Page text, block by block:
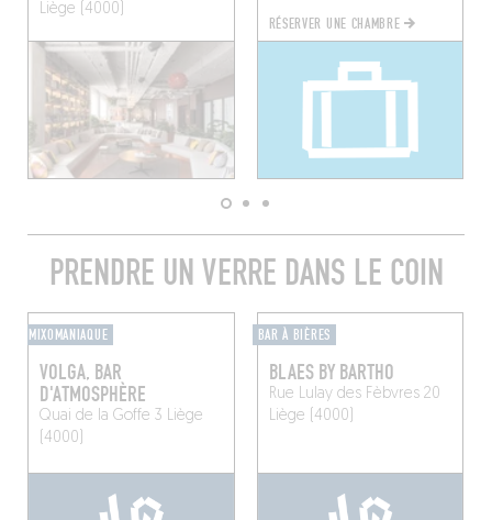
Liège (4000)
RÉSERVER UNE CHAMBRE
PRENDRE UN VERRE DANS LE COIN
MIXOMANIAQUE
VOLGA, BAR
D'ATMOSPHÈRE
Quai de la Goffe 3 Liège
(4000)
BAR À BIÈRES
BLAES BY BARTHO
Rue Lulay des Fèbvres 20
Liège (4000)